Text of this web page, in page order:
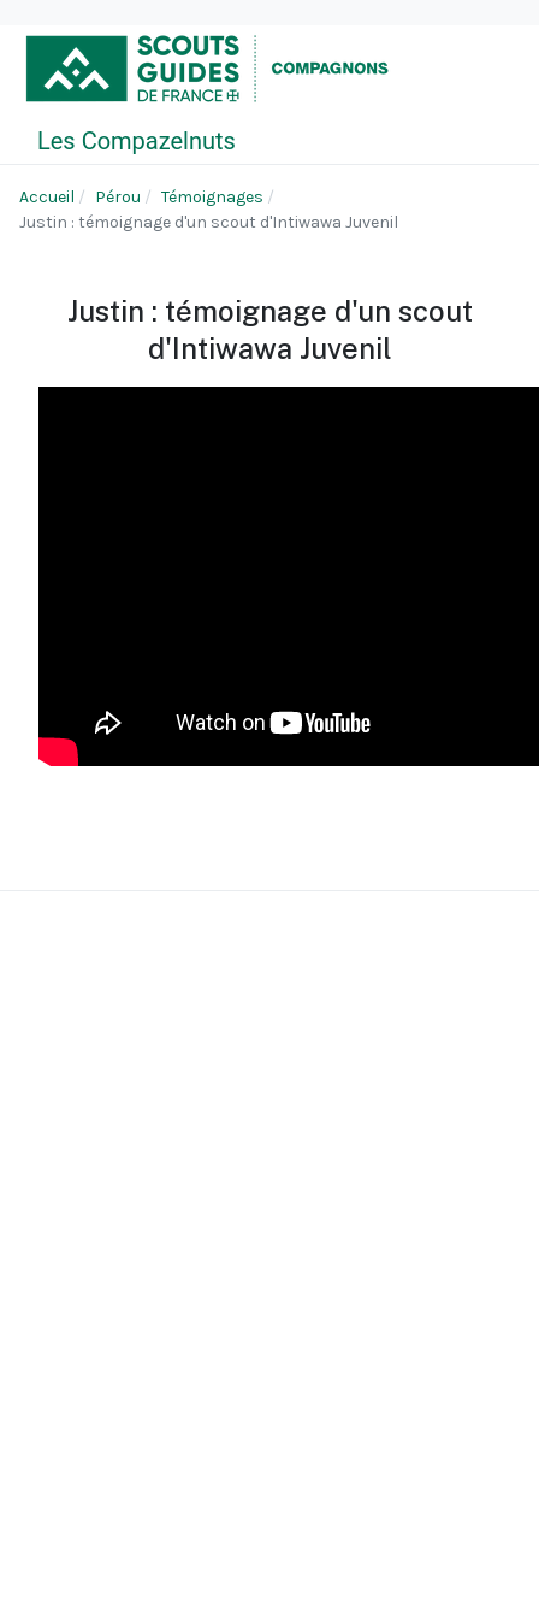
Accueil Pérou
Témoignages
Justin : témoignage d'un scout d'Intiwawa Juvenil
Justin : témoignage d'un scout
d'Intiwawa Juvenil